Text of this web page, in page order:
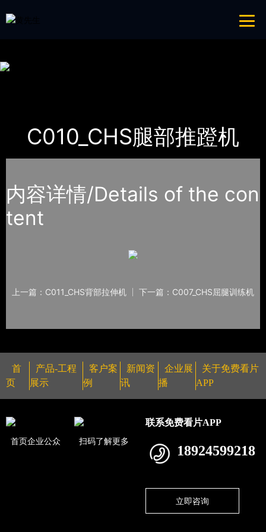
网站地图
C010_CHS腿部推蹬机
内容详情/Details of the con
tent
上一篇：C011_CHS背部拉伸机 下一篇：C007_CHS屈腿训练机
首
页
产品-工程
展示
客户案
例
新闻资
讯
企业展
播
关于免费看片
APP
首页企业公众 扫码了解更多
联系免费看片APP
18924599218
立即咨询